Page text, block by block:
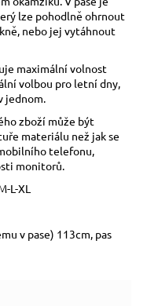
lze pohodlně ohrnout
nebo jej vytáhnout
maximální volnost
volbou pro letní dny,
jednom.
zboží může být
materiálu než jak se
telefonu,
monitorů.
L-XL
v pase) 113cm, pas